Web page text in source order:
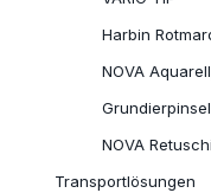
Harbin
NOVA
Grundierpinsel
NOVA
Transportlösungen